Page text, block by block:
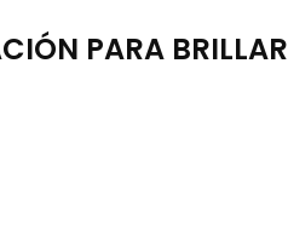
PARA BRILLAR